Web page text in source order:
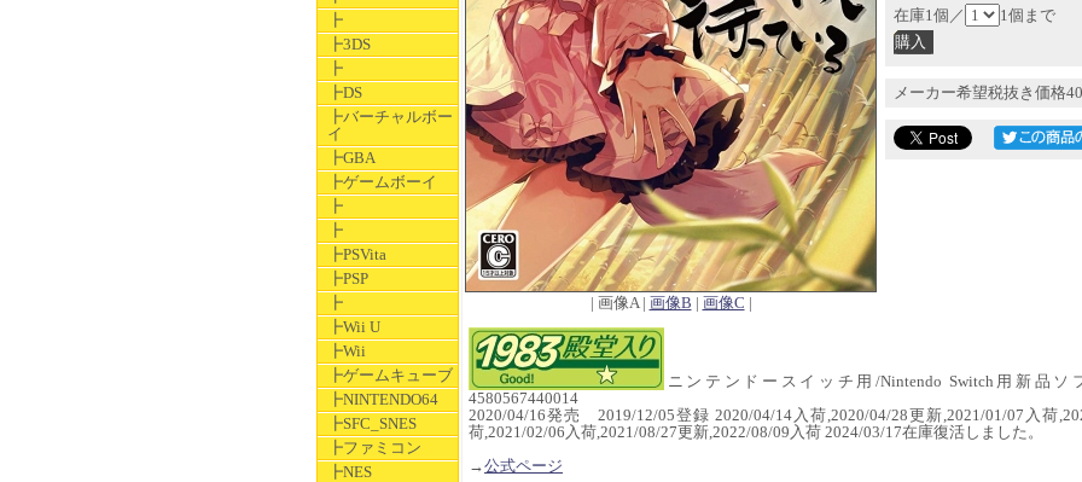
┣
┣3DS
┣
┣DS
┣バーチャルボー
イ
┣GBA
┣ゲームボーイ
┣
┣
┣PSVita
┣PSP
┣
┣Wii U
┣Wii
┣ゲームキューブ
┣NINTENDO64
┣SFC_SNES
┣ファミコン
┣NES
| 画像A | 画像B | 画像C |
在庫1個／ 1個まで
メーカー希望税抜き価格
ニンテンドースイッチ用/Nintendo Switch用新品
4580567440014
2020/04/16発売 2019/12/05登録 2020/04/14入荷,2020/04/28更新,2021/01/07入荷
荷,2021/02/06入荷,2021/08/27更新,2022/08/09入荷 2024/03/17在庫復活しました。
→公式ページ